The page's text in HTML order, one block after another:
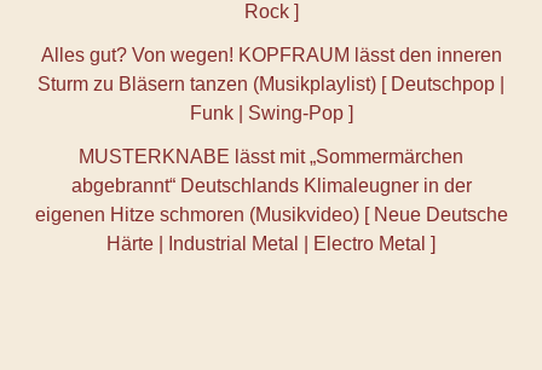
Rock ]
Alles gut? Von wegen! KOPFRAUM lässt den inneren
Sturm zu Bläsern tanzen (Musikplaylist) [ Deutschpop |
Funk | Swing-Pop ]
MUSTERKNABE lässt mit „Sommermärchen
abgebrannt“ Deutschlands Klimaleugner in der
eigenen Hitze schmoren (Musikvideo) [ Neue Deutsche
Härte | Industrial Metal | Electro Metal ]